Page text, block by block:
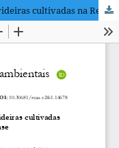
Avaliação da Fertilidade de gemas de videiras cultivadas na Região do Planalto Norte Catarinense